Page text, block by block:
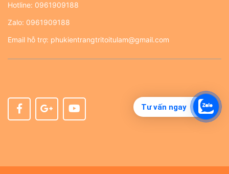
Tư vấn ngay
Hotline: 0961909188
Zalo: 0961909188
Email hỗ trợ: phukientrangtritoitulam@gmail.com